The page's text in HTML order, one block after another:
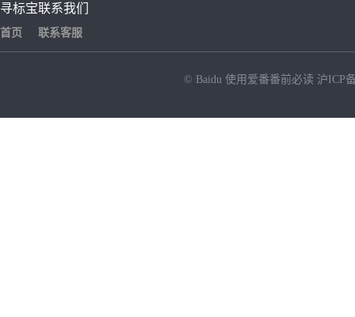
寻标宝
首页
联系我们
联系客服
© Baidu 使用爱番番前必读 沪ICP